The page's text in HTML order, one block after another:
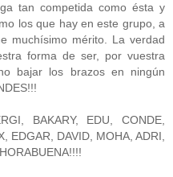
tan competida como ésta y
los que hay en este grupo, a
muchísimo mérito. La verdad
forma de ser, por vuestra
bajar los brazos en ningún
BAKARY, EDU, CONDE,
EDGAR, DAVID, MOHA, ADRI,